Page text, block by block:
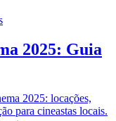
2025: Guia
2025: locações,
para cineastas locais.